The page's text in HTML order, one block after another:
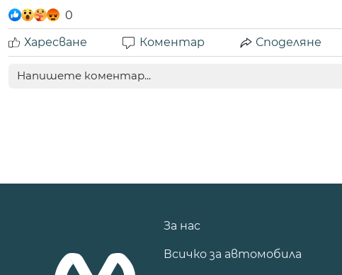
0
Харесване
Коментар Споделяне
За нас
Всичко за автомобила